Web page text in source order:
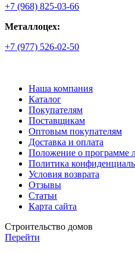
+7 (968) 825-03-66
Металлоцех:
+7 (977) 526-02-50
Наша компания
Каталог
Покупателям
Поставщикам
Оптовым покупателям
Доставка и оплата
Положение о программе
Политика
Условия возврата
Отзывы
Статьи
Карта сайта
Строительство домов
Перейти